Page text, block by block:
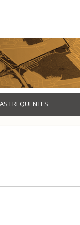
FREQUENTES